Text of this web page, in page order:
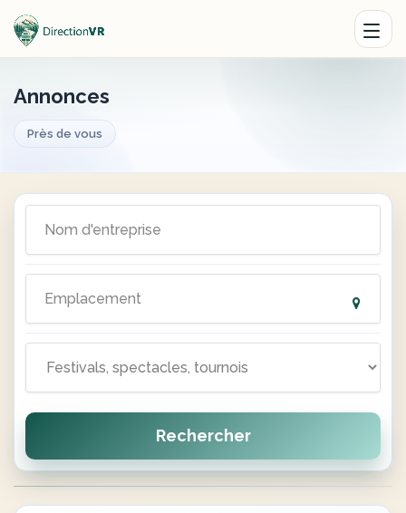
Annonces
Près de vous
Rechercher